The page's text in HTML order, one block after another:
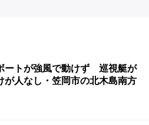
ートが強風で動けず 巡視艇が
人なし・笠岡市の北木島南方